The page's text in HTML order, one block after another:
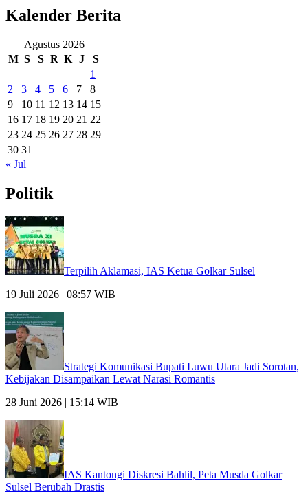
Kalender Berita
Agustus 2026
M S S R K J
S
1
2
3 4 5 6 7
8
9
10 11 12 13 14 15
16 17 18 19 20 21 22
23 24 25 26 27 28 29
30 31
« Jul
Politik
Terpilih Aklamasi, IAS Ketua Golkar Sulsel
19 Juli 2026 | 08:57 WIB
Strategi Komunikasi Bupati Luwu Utara Jadi Sorotan,
Kebijakan Disampaikan Lewat Narasi Romantis
28 Juni 2026 | 15:14 WIB
IAS Kantongi Diskresi Bahlil, Peta Musda Golkar
Sulsel Berubah Drastis